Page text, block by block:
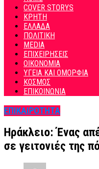
COVER STORYS
ΚΡΗΤΗ
ΕΛΛΑΔΑ
ΠΟΛΙΤΙΚΗ
MEDIA
ΕΠΙΧΕΙΡΗΣΕΙΣ
ΟΙΚΟΝΟΜΙΑ
ΥΓΕΙΑ ΚΑΙ ΟΜΟΡΦΙΑ
ΚΟΣΜΟΣ
ΕΠΙΚΟΙΝΩΝΙΑ
ΕΠΙΚΑΙΡΟΤΗΤΑ
Ηράκλειο: Ένας
σε γειτονιές της